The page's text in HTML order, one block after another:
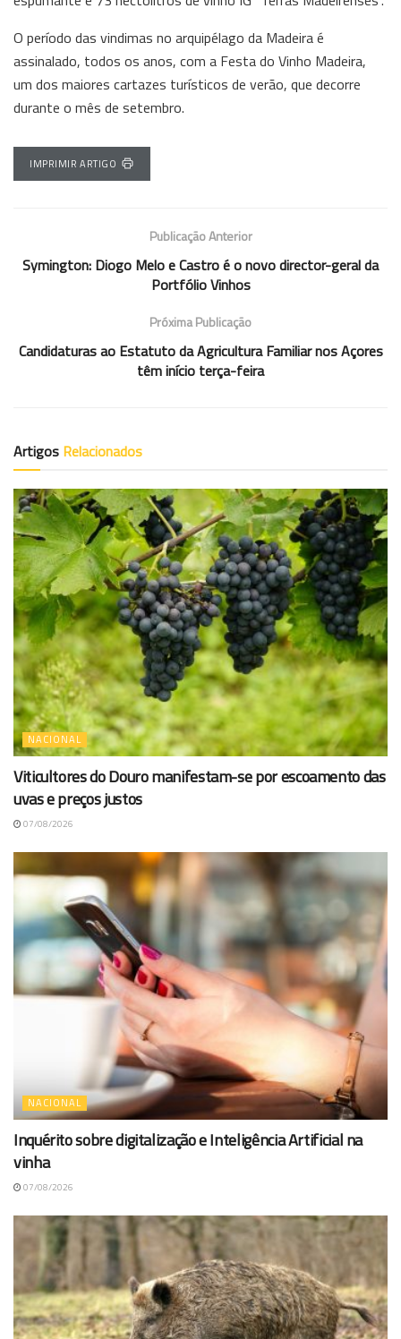
O período das vindimas no arquipélago da Madeira é
assinalado, todos os anos, com a Festa do Vinho Madeira,
um dos maiores cartazes turísticos de verão, que decorre
durante o mês de setembro.
IMPRIMIR ARTIGO
Publicação Anterior
Symington: Diogo Melo e Castro é o novo director-geral da
Portfólio Vinhos
Próxima Publicação
Candidaturas ao Estatuto da Agricultura Familiar nos Açores
têm início terça-feira
Artigos Relacionados
NACIONAL
Viticultores do Douro manifestam-se por escoamento das
uvas e preços justos
07/08/2026
NACIONAL
Inquérito sobre digitalização e Inteligência Artificial na
vinha
07/08/2026